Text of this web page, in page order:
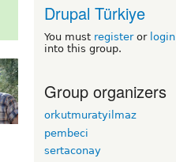
Drupal Türkiye
You must registeror login
into this group.
Group organizers
orkutmuratyilmaz
pembeci
sertaconay